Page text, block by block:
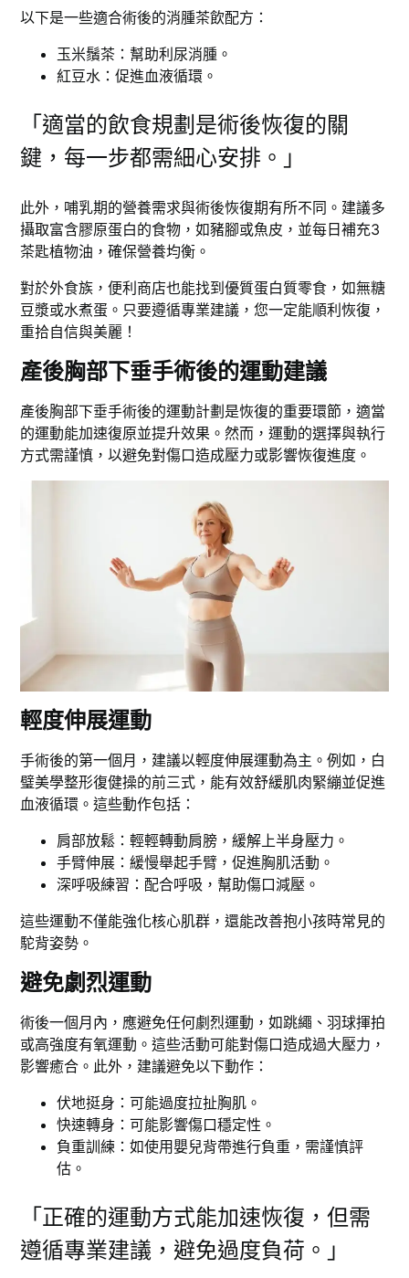
以下是一些適合術後的消腫茶飲配方：
玉米鬚茶：幫助利尿消腫。
紅豆水：促進血液循環。
「適當的飲食規劃是術後恢復的關
鍵，每一步都需細心安排。」
此外，哺乳期的營養需求與術後恢復期有所不同。建議多
攝取富含膠原蛋白的食物，如豬腳或魚皮，並每日補充3
茶匙植物油，確保營養均衡。
對於外食族，便利商店也能找到優質蛋白質零食，如無糖
豆漿或水煮蛋。只要遵循專業建議，您一定能順利恢復，
重拾自信與美麗！
產後胸部下垂手術後的運動建議
產後胸部下垂手術後的運動計劃是恢復的重要環節，適當
的運動能加速復原並提升效果。然而，運動的選擇與執行
方式需謹慎，以避免對傷口造成壓力或影響恢復進度。
輕度伸展運動
手術後的第一個月，建議以輕度伸展運動為主。例如，白
璧美學整形復健操的前三式，能有效舒緩肌肉緊繃並促進
血液循環。這些動作包括：
肩部放鬆：輕輕轉動肩膀，緩解上半身壓力。
手臂伸展：緩慢舉起手臂，促進胸肌活動。
深呼吸練習：配合呼吸，幫助傷口減壓。
這些運動不僅能強化核心肌群，還能改善抱小孩時常見的
駝背姿勢。
避免劇烈運動
術後一個月內，應避免任何劇烈運動，如跳繩、羽球揮拍
或高強度有氧運動。這些活動可能對傷口造成過大壓力，
影響癒合。此外，建議避免以下動作：
伏地挺身：可能過度拉扯胸肌。
快速轉身：可能影響傷口穩定性。
負重訓練：如使用嬰兒背帶進行負重，需謹慎評
估。
「正確的運動方式能加速恢復，但需
遵循專業建議，避免過度負荷。」